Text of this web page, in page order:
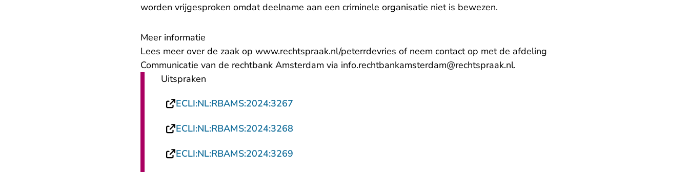
worden vrijgesproken omdat deelname aan een criminele organisatie niet is bewezen.
Meer informatie
Lees meer over de zaak op www.rechtspraak.nl/peterrdevries of neem contact op met de afdeling
Communicatie van de rechtbank Amsterdam via info.rechtbankamsterdam@rechtspraak.nl- U verlaat Rechtspraak.nl
.
Uitspraken
ECLI:NL:RBAMS:2024:3267
ECLI:NL:RBAMS:2024:3268
ECLI:NL:RBAMS:2024:3269